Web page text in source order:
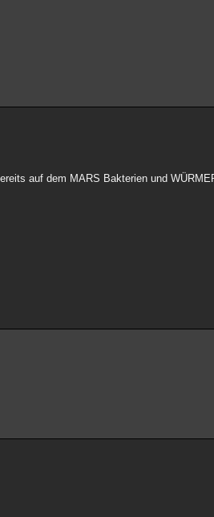
auf dem MARS Bakterien und